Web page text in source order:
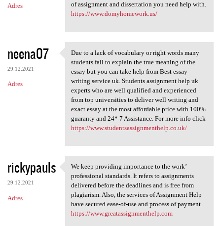
Adres
of assignment and dissertation you need help with.
https://www.domyhomework.us/
neena07
29.12.2021
Adres
Due to a lack of vocabulary
Due to a lack of vocabulary or right words many
students fail to explain the true meaning of the
essay but you can take help from Best essay
writing service uk. Students assignment help uk
experts who are well qualified and experienced
from top universities to deliver well writing and
exact essay at the most affordable price with 100%
guaranty and 24* 7 Assistance. For more info click
https://www.studentsassignmenthelp.co.uk/
rickypauls
29.12.2021
Adres
We keep providing importance
We keep providing importance to the work’
professional standards. It refers to assignments
delivered before the deadlines and is free from
plagiarism. Also, the services of Assignment Help
have secured ease-of-use and process of payment.
https://www.greatassignmenthelp.com